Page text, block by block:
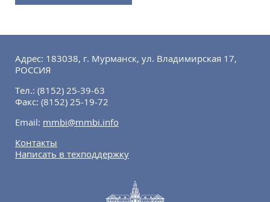
Адрес: 183038, г. Мурманск, ул. Владимирская 17,
РОССИЯ
Тел.: (8152) 25-39-63
Факс: (8152) 25-19-72
Email: mmbi@mmbi.info
Контакты
Написать в техподдержку